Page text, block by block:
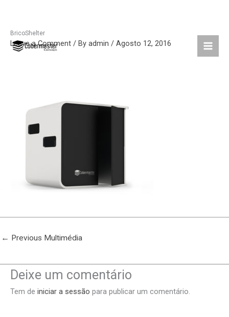
SkipBricoShelter
Leave a Comment / By admin / Agosto 12, 2016
← Previous Multimédia
Deixe um comentário
Tem de iniciar a sessão para publicar um comentário.